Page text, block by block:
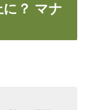
？ マナ